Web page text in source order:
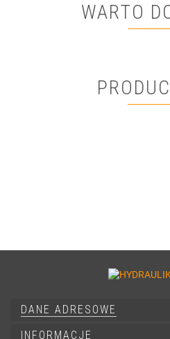
WARTO
DANE ADRESOWE
INFORMACJE